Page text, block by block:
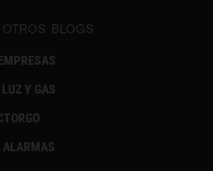
BLOGS
LUZ Y GAS
ALARMAS